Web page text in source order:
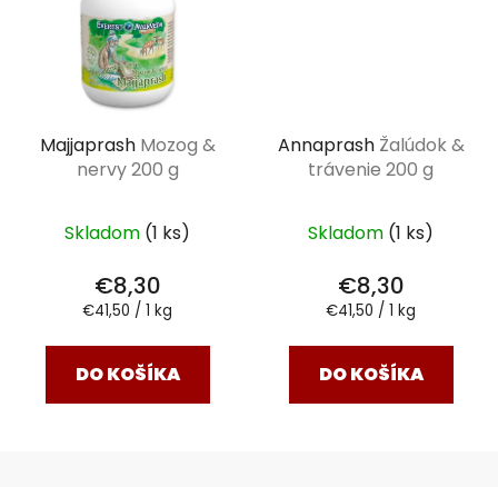
Majjaprash Mozog &
nervy 200 g
Skladom (1 ks)
€8,30
Jednotková
€41,50 / 1 kg
DO KOŠÍKA
Annaprash Žalúdok &
trávenie 200 g
Skladom (1 ks)
€8,30
Jednotková
€41,50 / 1 kg
DO KOŠÍKA